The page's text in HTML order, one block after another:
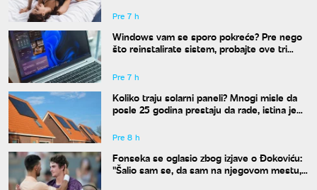
Pre 7 h
Windows vam se sporo pokreće? Pre nego
što reinstalirate sistem, probajte ove tri
Pre 7 h
Koliko traju solarni paneli? Mnogi misle da
posle 25 godina prestaju da rade, istina je
Pre 8 h
Fonseka se oglasio zbog izjave o Đokoviću:
"Šalio sam se, da sam na njegovom mestu,